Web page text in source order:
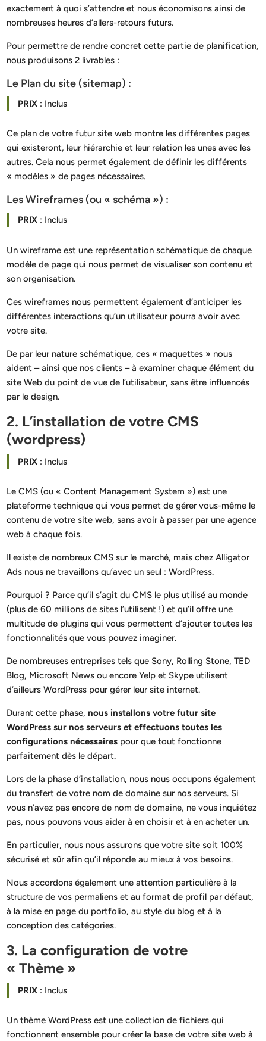
exactement à quoi s’attendre et nous économisons ainsi de
nombreuses heures d’allers-retours futurs.
Pour permettre de rendre concret cette partie de planification,
nous produisons 2 livrables :
Le Plan du site (sitemap) :
PRIX: Inclus
Ce plan de votre futur site web montre les différentes pages
qui existeront, leur hiérarchie et leur relation les unes avec les
autres. Cela nous permet également de définir les différents
« modèles » de pages nécessaires.
Les Wireframes (ou « schéma ») :
PRIX: Inclus
Un wireframe est une représentation schématique de chaque
modèle de page qui nous permet de visualiser son contenu et
son organisation.
Ces wireframes nous permettent également d’anticiper les
différentes interactions qu’un utilisateur pourra avoir avec
votre site.
De par leur nature schématique, ces « maquettes » nous
aident – ainsi que nos clients – à examiner chaque élément du
site Web du point de vue de l’utilisateur, sans être influencés
par le design.
2. L’installation de votre CMS
(wordpress)
PRIX: Inclus
Le CMS (ou « Content Management System ») est une
plateforme technique qui vous permet de gérer vous-même le
contenu de votre site web, sans avoir à passer par une agence
web à chaque fois.
Il existe de nombreux CMS sur le marché, mais chez Alligator
Ads nous ne travaillons qu’avec un seul : WordPress.
Pourquoi ? Parce qu’il s’agit du CMS le plus utilisé au monde
(plus de 60 millions de sites l’utilisent !) et qu’il offre une
multitude de plugins qui vous permettent d’ajouter toutes les
fonctionnalités que vous pouvez imaginer.
De nombreuses entreprises tels que Sony, Rolling Stone, TED
Blog, Microsoft News ou encore Yelp et Skype utilisent
d’ailleurs WordPress pour gérer leur site internet.
Durant cette phase,nous installons votre futur site
WordPress sur nos serveurs et effectuons toutes les
configurations nécessaires pour que tout fonctionne
parfaitement dès le départ.
Lors de la phase d’installation, nous nous occupons également
du transfert de votre nom de domaine sur nos serveurs. Si
vous n’avez pas encore de nom de domaine, ne vous inquiétez
pas, nous pouvons vous aider à en choisir et à en acheter un.
En particulier, nous nous assurons que votre site soit 100%
sécurisé et sûr afin qu’il réponde au mieux à vos besoins.
Nous accordons également une attention particulière à la
structure de vos permaliens et au format de profil par défaut,
à la mise en page du portfolio, au style du blog et à la
conception des catégories.
3. La configuration de votre
« Thème »
PRIX: Inclus
Un thème WordPress est une collection de fichiers qui
fonctionnent ensemble pour créer la base de votre site web à